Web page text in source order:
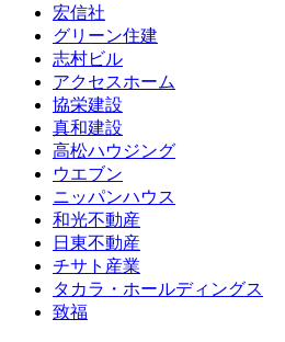
宏信社
グリーン住建
志村ビル
アクセスホーム
協栄建設
真和建設
高松ハウジング
ウエブン
ニッパンハウス
和光不動産
日東不動産
チサト産業
タカラ・ホールディングス
致福